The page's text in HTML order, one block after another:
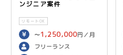
ンジニア案件
リモートOK
〜1,250,000円／月
フリーランス